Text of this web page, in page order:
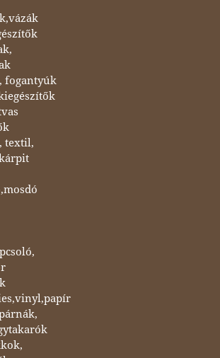
fogantyúk
textil,